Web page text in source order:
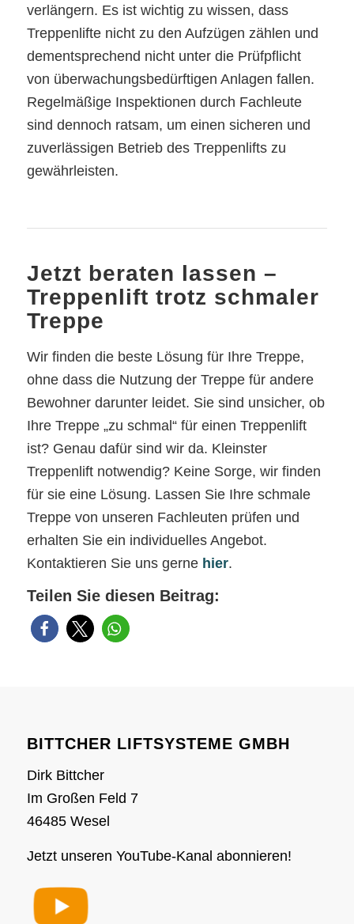
verlängern. Es ist wichtig zu wissen, dass
Treppenlifte nicht zu den Aufzügen zählen und
dementsprechend nicht unter die Prüfpflicht
von überwachungsbedürftigen Anlagen fallen.
Regelmäßige Inspektionen durch Fachleute
sind dennoch ratsam, um einen sicheren und
zuverlässigen Betrieb des Treppenlifts zu
gewährleisten.
Jetzt beraten lassen –
Treppenlift trotz schmaler
Treppe
Wir finden die beste Lösung für Ihre Treppe,
ohne dass die Nutzung der Treppe für andere
Bewohner darunter leidet. Sie sind unsicher, ob
Ihre Treppe „zu schmal“ für einen Treppenlift
ist? Genau dafür sind wir da. Kleinster
Treppenlift notwendig? Keine Sorge, wir finden
für sie eine Lösung. Lassen Sie Ihre schmale
Treppe von unseren Fachleuten prüfen und
erhalten Sie ein individuelles Angebot.
Kontaktieren Sie uns gerne hier.
Teilen Sie diesen Beitrag:
BITTCHER LIFTSYSTEME GMBH
Dirk Bittcher
Im Großen Feld 7
46485 Wesel
Jetzt unseren YouTube-Kanal abonnieren!